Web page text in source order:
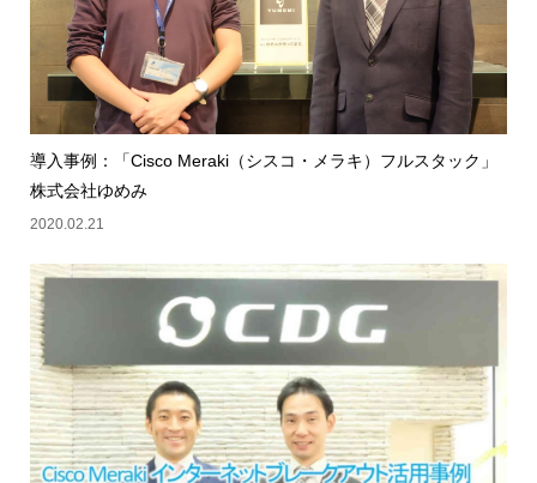
導入事例：「Cisco Meraki（シスコ・メラキ）フルスタック」
株式会社ゆめみ
2020.02.21